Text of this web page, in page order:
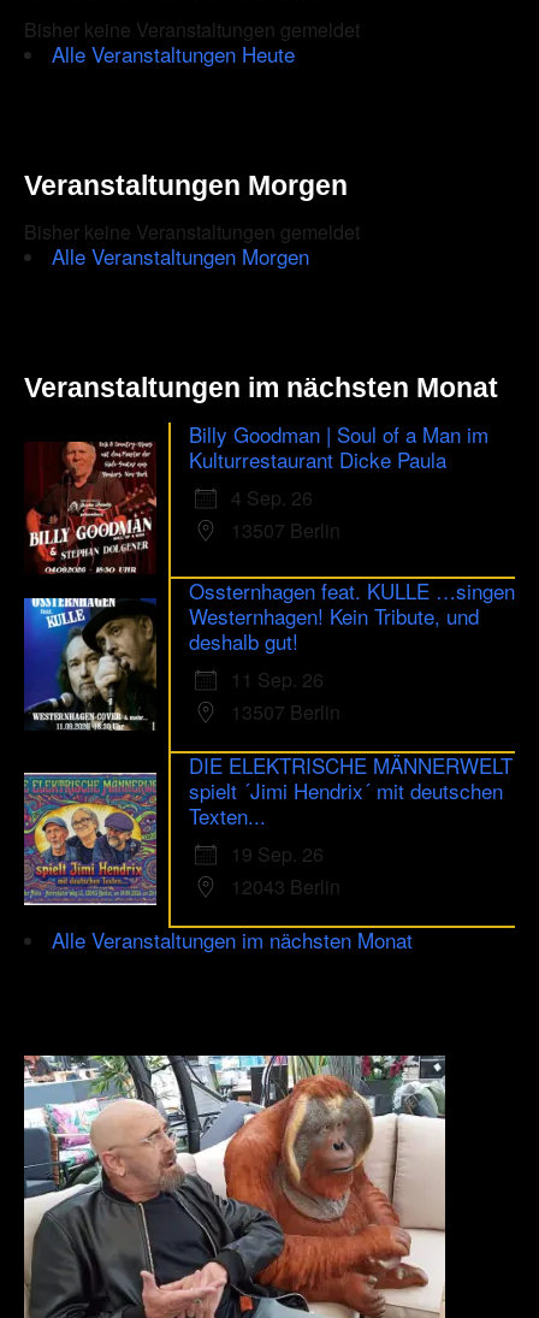
Bisher keine Veranstaltungen gemeldet
Alle Veranstaltungen Heute
Veranstaltungen Morgen
Bisher keine Veranstaltungen gemeldet
Alle Veranstaltungen Morgen
Veranstaltungen im nächsten Monat
Billy Goodman | Soul of a Man im
Kulturrestaurant Dicke Paula
4 Sep. 26
13507 Berlin
Ossternhagen feat. KULLE …singen
Westernhagen! Kein Tribute, und
deshalb gut!
11 Sep. 26
13507 Berlin
DIE ELEKTRISCHE MÄNNERWELT
spielt ´Jimi Hendrix´ mit deutschen
Texten...
19 Sep. 26
12043 Berlin
Alle Veranstaltungen im nächsten Monat